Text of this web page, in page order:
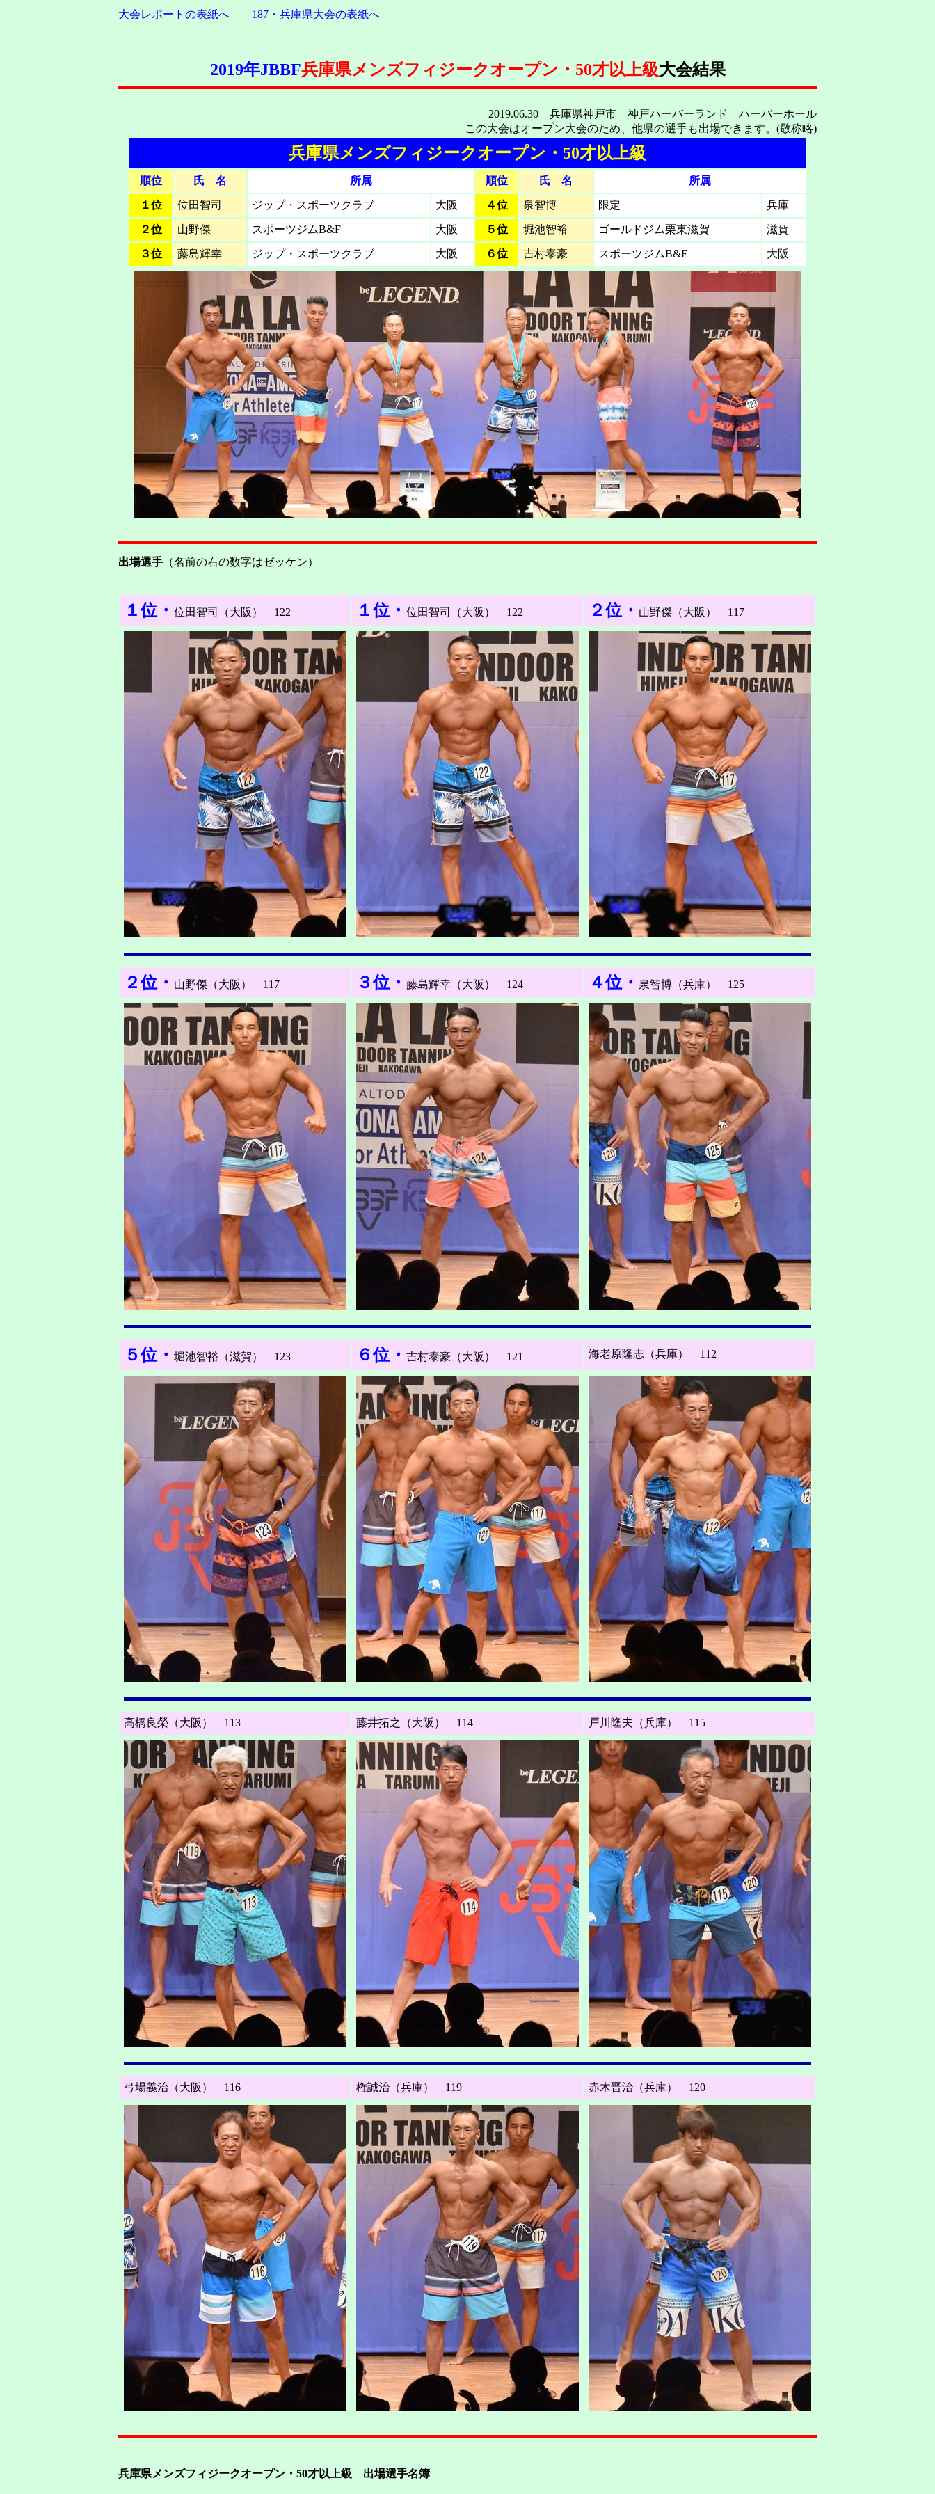
大会レポートの表紙へ 187・兵庫県大会の表紙へ
2019年JBBF兵庫県メンズフィジークオープン・50才以上級大会結果
2019.06.30 兵庫県神戸市 神戸ハーバーランド ハーバーホール
この大会はオープン大会のため、他県の選手も出場できます。(敬称略)
兵庫県メンズフィジークオープン・50才以上級
順位 氏 名 所属 順位 氏 名 所属
１位 位田智司 ジップ・スポーツクラブ 大阪 ４位 泉智博 限定 兵庫
２位 山野傑 スポーツジムB&F 大阪 ５位 堀池智裕 ゴールドジム栗東滋賀 滋賀
３位 藤島輝幸 ジップ・スポーツクラブ 大阪 ６位 吉村泰豪 スポーツジムB&F 大阪
出場選手 （名前の右の数字はゼッケン）
１位・ 位田智司（大阪） 122 １位・ 位田智司（大阪） 122 ２位・ 山野傑（大阪） 117
２位・ 山野傑（大阪） 117 ３位・ 藤島輝幸（大阪） 124 ４位・ 泉智博（兵庫） 125
５位・ 堀池智裕（滋賀） 123 ６位・ 吉村泰豪（大阪） 121 海老原隆志（兵庫） 112
高橋良榮（大阪） 113 藤井拓之（大阪） 114 戸川隆夫（兵庫） 115
弓場義治（大阪） 116 権誠治（兵庫） 119 赤木晋治（兵庫） 120
兵庫県メンズフィジークオープン・50才以上級 出場選手名簿